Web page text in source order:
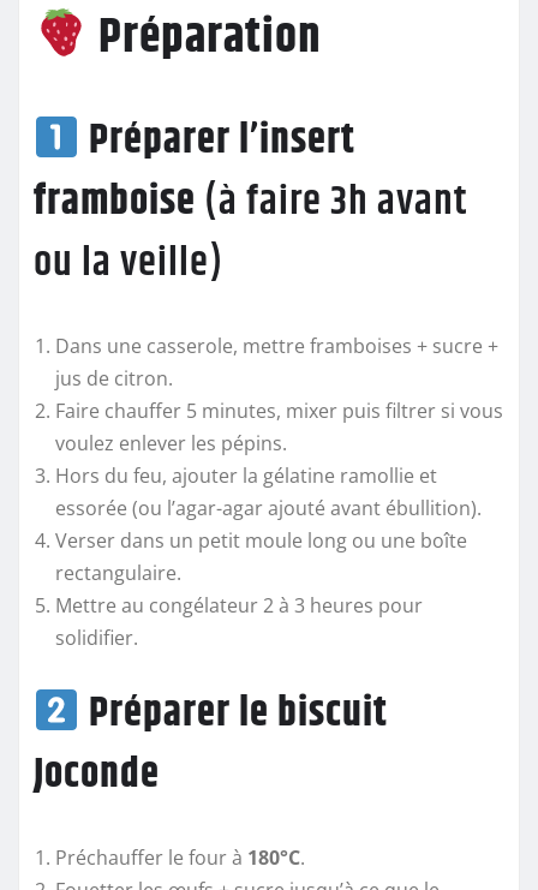
Préparation
Préparer l’insert
framboise (à faire 3h avant
ou la veille)
Dans une casserole, mettre framboises + sucre +
jus de citron.
Faire chauffer 5 minutes, mixer puis filtrer si vous
voulez enlever les pépins.
Hors du feu, ajouter la gélatine ramollie et
essorée (ou l’agar-agar ajouté avant ébullition).
Verser dans un petit moule long ou une boîte
rectangulaire.
Mettre au congélateur 2 à 3 heures pour
solidifier.
Préparer le biscuit
Joconde
Préchauffer le four à 180°C.